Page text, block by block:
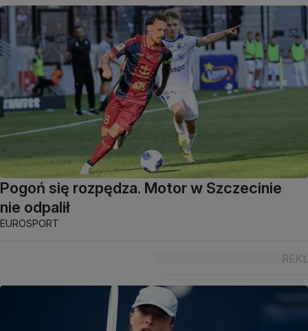
Pogoń się rozpędza. Motor w Szczecinie
nie odpalił
EUROSPORT